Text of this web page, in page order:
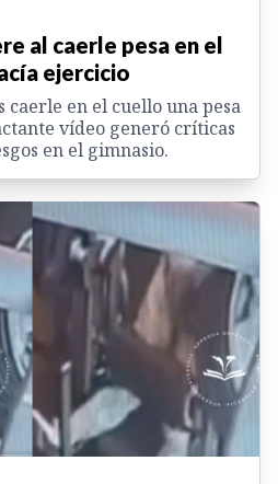
al caerle pesa en el
ejercicio
en el cuello una pesa
vídeo generó críticas
en el gimnasio.